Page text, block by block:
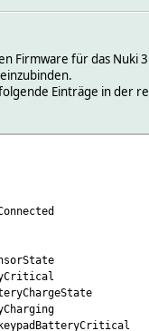
Firmware für das
Einträge in der